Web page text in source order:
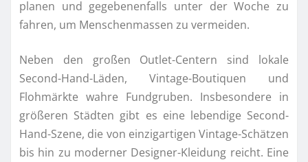
planen und gegebenenfalls unter der Woche zu
fahren, um Menschenmassen zu vermeiden.
Neben den großen Outlet-Centern sind lokale
Second-Hand-Läden, Vintage-Boutiquen und
Flohmärkte wahre Fundgruben. Insbesondere in
größeren Städten gibt es eine lebendige Second-
Hand-Szene, die von einzigartigen Vintage-Schätzen
bis hin zu moderner Designer-Kleidung reicht. Eine